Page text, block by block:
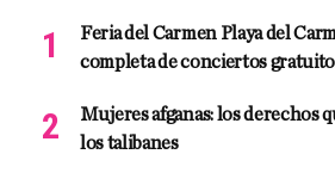
Feria del Carmen Playa del
completa de conciertos
Mujeres afganas: los derechos
los talibanes